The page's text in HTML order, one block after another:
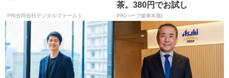
PR(合同会社デジタルファーム )
茶。380円でお試し
PR(ハーブ健康本舗)